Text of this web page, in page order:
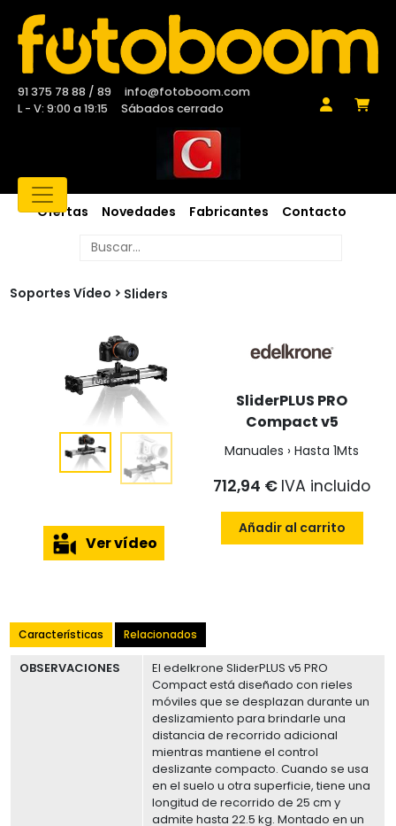
91 375 78 88 / 89
info@fotoboom.com
L - V: 9:00 a 19:15
Sábados cerrado
Ofertas Novedades Fabricantes Contacto
Soportes Vídeo Sliders
Ver vídeo
SliderPLUS PRO
Compact v5
Manuales › Hasta 1Mts
712,94 € IVA incluido
Añadir al carrito
Características Relacionados
OBSERVACIONES
El edelkrone SliderPLUS v5 PRO
Compact está diseñado con rieles
móviles que se desplazan durante un
deslizamiento para brindarle una
distancia de recorrido adicional
mientras mantiene el control
deslizante compacto. Cuando se usa
en el suelo u otra superficie, tiene una
longitud de recorrido de 25 cm y
admite hasta 22.5 kg. Montado en un